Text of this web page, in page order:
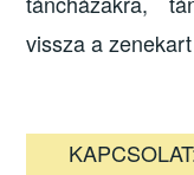
vissza a